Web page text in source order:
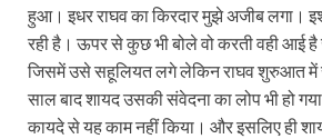
हुआ। इधर राघव का किरदार मुझे अजीब लगा।
रही है। ऊपर से कुछ भी बोले वो करती वही आई
जिसमें उसे सहूलियत लगे लेकिन राघव शुरुआत में
साल बाद शायद उसकी संवेदना का लोप भी हो
कायदे से यह काम नहीं किया। और इसलिए ही